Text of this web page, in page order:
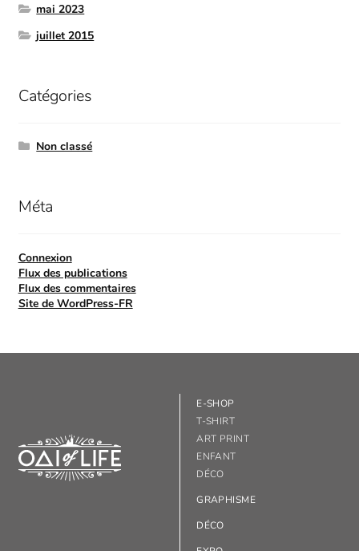
mai 2023
juillet 2015
Catégories
Non classé
Méta
Connexion
Flux des publications
Flux des commentaires
Site de WordPress-FR
E-SHOP
T-SHIRT
ART PRINT
ENFANT
DÉCO
GRAPHISME
DÉCO